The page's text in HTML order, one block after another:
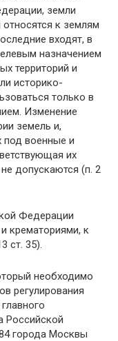
земли
к землям
входят, в
назначением
территорий и
историко-
только в
Изменение
земель и,
под военные и
их
допускаются (п. 2
Федерации
крематориями, к
ст. 35).
необходимо
регулирования
Российской
города Москвы